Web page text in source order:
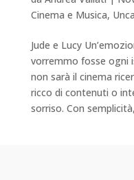
Cinema e Musica,
Jude e Lucy
vorremmo fosse ogni
non sarà il cinema
ricco di contenuti o
sorriso. Con